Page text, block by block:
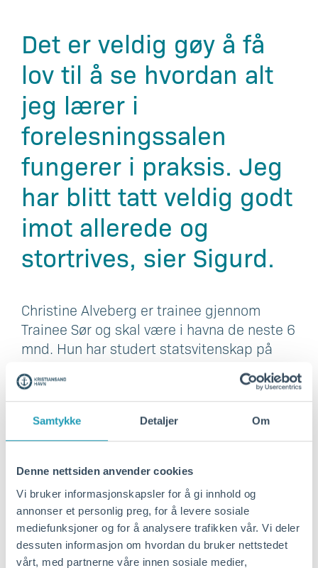
Samtykke Detaljer Om
Denne nettsiden anvender cookies
Vi bruker informasjonskapsler for å gi innhold og
annonser et personlig preg, for å levere sosiale
mediefunksjoner og for å analysere trafikken vår. Vi deler
dessuten informasjon om hvordan du bruker nettstedet
vårt, med partnerne våre innen sosiale medier,
Det er veldig gøy å få
lov til å se hvordan alt
jeg lærer i
forelesningssalen
fungerer i praksis. Jeg
har blitt tatt veldig godt
imot allerede og
stortrives, sier Sigurd.
Christine Alveberg er trainee gjennom
Trainee Sør og skal være i havna de neste 6
mnd. Hun har studert statsvitenskap på
UiA og har vært trainee hos Agder Energi
før hun kom til oss. Christine skal jobbe
mest med kommunikasjon og tar over en
del av oppgavene til en som skal ut i
permisjon.
For havna er det veldig
nyttig å få inn nye folk
som kan utfordre oss